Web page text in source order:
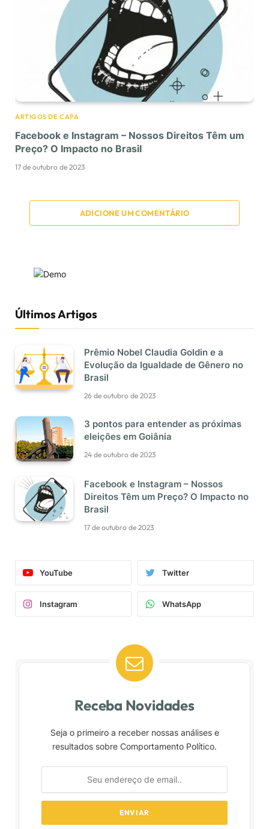
ARTIGOS DE CAPA
Facebook e Instagram – Nossos Direitos Têm um
Preço? O Impacto no Brasil
17 de outubro de 2023
ADICIONE UM COMENTÁRIO
Últimos Artigos
Prêmio Nobel Claudia Goldin e a
Evolução da Igualdade de Gênero no
Brasil
26 de outubro de 2023
3 pontos para entender as próximas
eleições em Goiânia
24 de outubro de 2023
Facebook e Instagram – Nossos
Direitos Têm um Preço? O Impacto no
Brasil
17 de outubro de 2023
YouTube Twitter
Instagram WhatsApp
Receba Novidades
Seja o primeiro a receber nossas análises e
resultados sobre Comportamento Político.